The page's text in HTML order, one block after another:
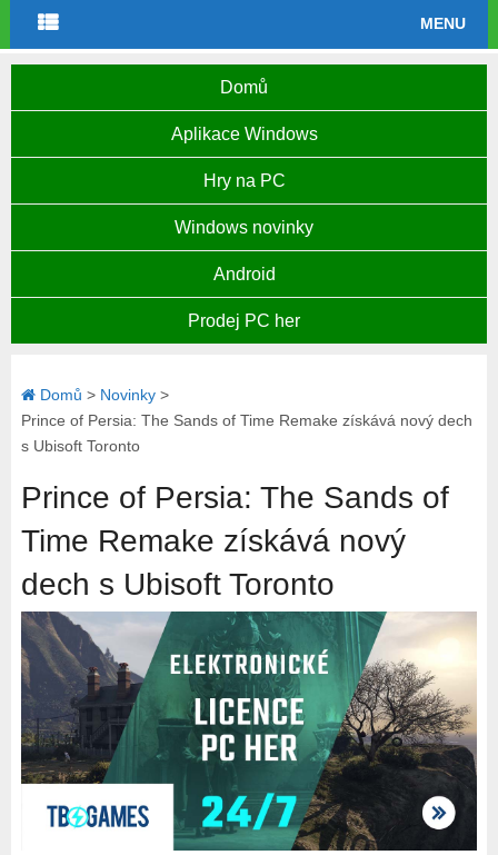
MENU
Domů
Aplikace Windows
Hry na PC
Windows novinky
Android
Prodej PC her
Domů > Novinky>
Prince of Persia: The Sands of Time Remake získává nový dech
s Ubisoft Toronto
Prince of Persia: The Sands of
Time Remake získává nový
dech s Ubisoft Toronto